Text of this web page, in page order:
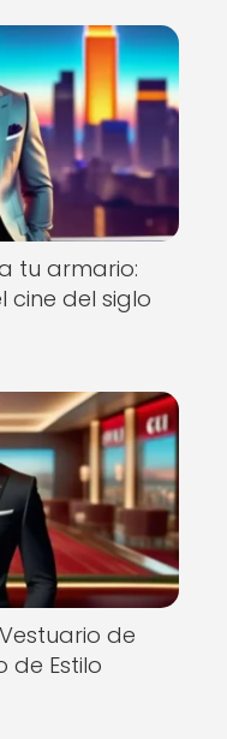
tu armario:
cine del siglo
de
de Estilo